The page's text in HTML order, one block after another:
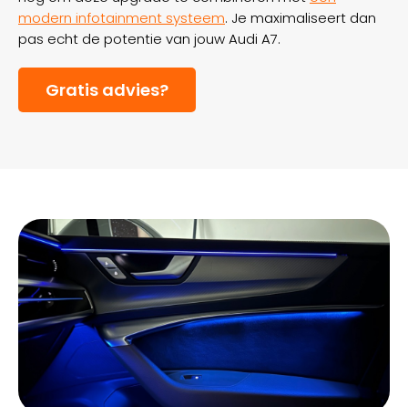
modern infotainment systeem. Je maximaliseert dan
pas echt de potentie van jouw Audi A7.
Gratis advies?